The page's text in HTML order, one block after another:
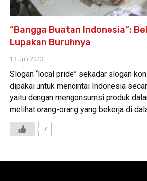
“Bangga Buatan Indonesia”:
Lupakan Buruhnya
13 Juli 2023
Slogan “local pride” sekadar slogan
dipakai untuk mencintai Indonesia
yaitu dengan mengonsumsi produk
melihat orang-orang yang bekerja di
7